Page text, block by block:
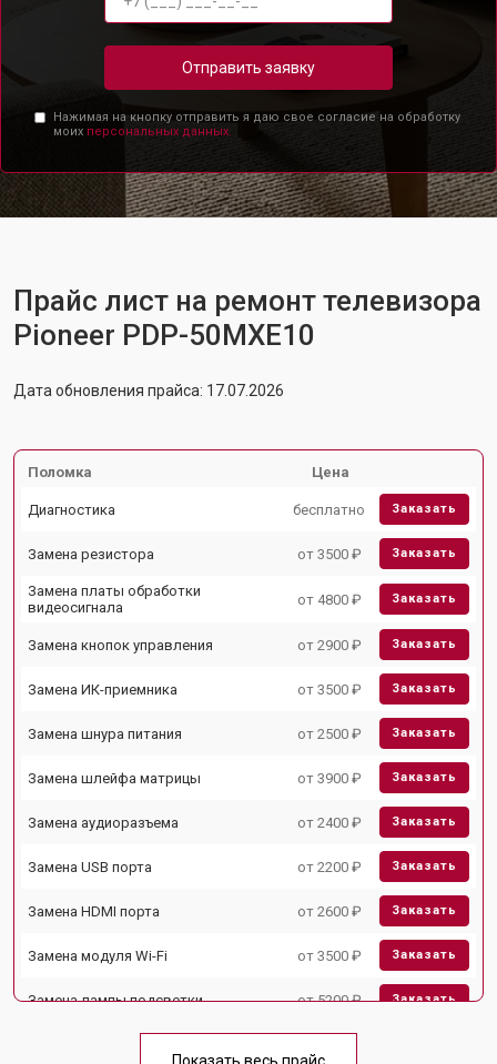
Отправить заявку
Нажимая на кнопку отправить я даю свое согласие на обработку
моих персональных данных.
Прайс лист на ремонт телевизора
Pioneer PDP-50MXE10
Дата обновления прайса: 17.07.2026
Поломка Цена
Диагностика бесплатно Заказать
Замена резистора от 3500 ₽ Заказать
Замена платы обработки
видеосигнала
от 4800 ₽ Заказать
Замена кнопок управления от 2900 ₽ Заказать
Замена ИК-приемника от 3500 ₽ Заказать
Замена шнура питания от 2500 ₽ Заказать
Замена шлейфа матрицы от 3900 ₽ Заказать
Замена аудиоразъема от 2400 ₽ Заказать
Замена USB порта от 2200 ₽ Заказать
Замена HDMI порта от 2600 ₽ Заказать
Замена модуля Wi-Fi от 3500 ₽ Заказать
Замена лампы подсветки от 5200 ₽ Заказать